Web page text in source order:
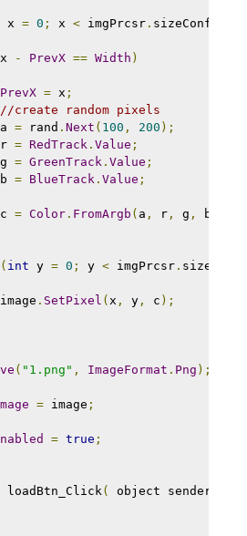
x = 0 ; x < imgPrcsr . sizeConfig
x - PrevX == Width )
PrevX = x ;
//create random pixels
= rand . Next ( 100 , 200 );
= RedTrack . Value ;
= GreenTrack . Value ;
= BlueTrack . Value ;
= Color . FromArgb ( a , r , g , b
( int y = 0 ; y < imgPrcsr .
. SetPixel ( x , y , c );
( "1.png" , ImageFormat . Png );
= image ;
= true ;
loadBtn_Click( object sender